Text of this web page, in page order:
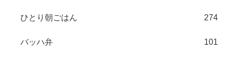
ひとり朝ごはん 274
バッハ弁 101